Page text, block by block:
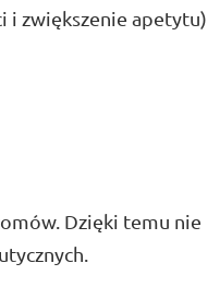
i zwiększenie apetytu)
Dzięki temu nie